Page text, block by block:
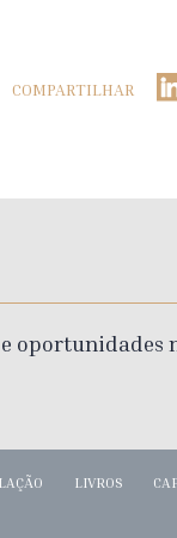
COMPARTILHAR
oportunidades
LIVROS